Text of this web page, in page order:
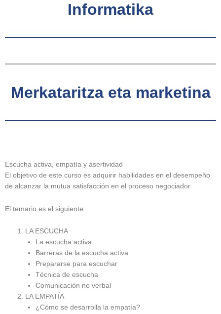
Informatika
Merkataritza eta marketina
Escucha activa, empatía y asertividad
El objetivo de este curso es adquirir habilidades en el desempeño
de alcanzar la mutua satisfacción en el proceso negociador.
El temario es el siguiente:
LA ESCUCHA
La escucha activa
Barreras de la escucha activa
Prepararse para escuchar
Técnica de escucha
Comunicación no verbal
LA EMPATÍA
¿Cómo se desarrolla la empatía?